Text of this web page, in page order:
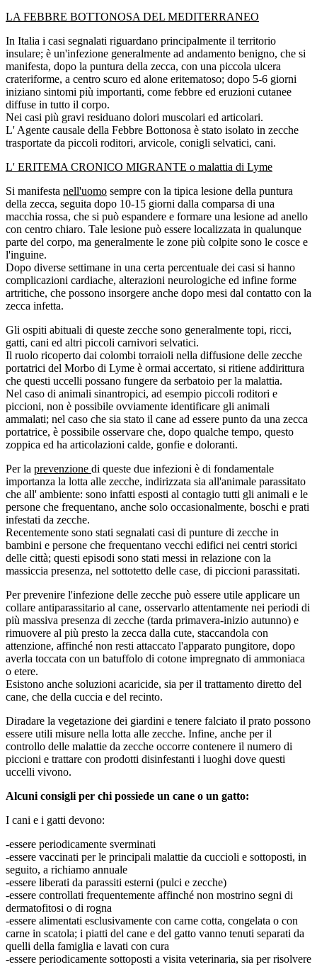
LA FEBBRE BOTTONOSA DEL MEDITERRANEO
In Italia i casi segnalati riguardano principalmente il territorio
insulare; è un'infezione generalmente ad andamento benigno, che si
manifesta, dopo la puntura della zecca, con una piccola ulcera
crateriforme, a centro scuro ed alone eritematoso; dopo 5-6 giorni
iniziano sintomi più importanti, come febbre ed eruzioni cutanee
diffuse in tutto il corpo.
Nei casi più gravi residuano dolori muscolari ed articolari.
L' Agente causale della Febbre Bottonosa è stato isolato in zecche
trasportate da piccoli roditori, arvicole, conigli selvatici, cani.
L' ERITEMA CRONICO MIGRANTE o malattia di Lyme
Si manifesta nell'uomo sempre con la tipica lesione della puntura
della zecca, seguita dopo 10-15 giorni dalla comparsa di una
macchia rossa, che si può espandere e formare una lesione ad anello
con centro chiaro. Tale lesione può essere localizzata in qualunque
parte del corpo, ma generalmente le zone più colpite sono le cosce e
l'inguine.
Dopo diverse settimane in una certa percentuale dei casi si hanno
complicazioni cardiache, alterazioni neurologiche ed infine forme
artritiche, che possono insorgere anche dopo mesi dal contatto con la
zecca infetta.
Gli ospiti abituali di queste zecche sono generalmente topi, ricci,
gatti, cani ed altri piccoli carnivori selvatici.
Il ruolo ricoperto dai colombi torraioli nella diffusione delle zecche
portatrici del Morbo di Lyme è ormai accertato, si ritiene addirittura
che questi uccelli possano fungere da serbatoio per la malattia.
Nel caso di animali sinantropici, ad esempio piccoli roditori e
piccioni, non è possibile ovviamente identificare gli animali
ammalati; nel caso che sia stato il cane ad essere punto da una zecca
portatrice, è possibile osservare che, dopo qualche tempo, questo
zoppica ed ha articolazioni calde, gonfie e doloranti.
Per la prevenzione di queste due infezioni è di fondamentale
importanza la lotta alle zecche, indirizzata sia all'animale parassitato
che all' ambiente: sono infatti esposti al contagio tutti gli animali e le
persone che frequentano, anche solo occasionalmente, boschi e prati
infestati da zecche.
Recentemente sono stati segnalati casi di punture di zecche in
bambini e persone che frequentano vecchi edifici nei centri storici
delle città; questi episodi sono stati messi in relazione con la
massiccia presenza, nel sottotetto delle case, di piccioni parassitati.
Per prevenire l'infezione delle zecche può essere utile applicare un
collare antiparassitario al cane, osservarlo attentamente nei periodi di
più massiva presenza di zecche (tarda primavera-inizio autunno) e
rimuovere al più presto la zecca dalla cute, staccandola con
attenzione, affinché non resti attaccato l'apparato pungitore, dopo
averla toccata con un batuffolo di cotone impregnato di ammoniaca
o etere.
Esistono anche soluzioni acaricide, sia per il trattamento diretto del
cane, che della cuccia e del recinto.
Diradare la vegetazione dei giardini e tenere falciato il prato possono
essere utili misure nella lotta alle zecche. Infine, anche per il
controllo delle malattie da zecche occorre contenere il numero di
piccioni e trattare con prodotti disinfestanti i luoghi dove questi
uccelli vivono.
Alcuni consigli per chi possiede un cane o un gatto:
I cani e i gatti devono:
-essere periodicamente sverminati
-essere vaccinati per le principali malattie da cuccioli e sottoposti, in
seguito, a richiamo annuale
-essere liberati da parassiti esterni (pulci e zecche)
-essere controllati frequentemente affinché non mostrino segni di
dermatofitosi o di rogna
-essere alimentati esclusivamente con carne cotta, congelata o con
carne in scatola; i piatti del cane e del gatto vanno tenuti separati da
quelli della famiglia e lavati con cura
-essere periodicamente sottoposti a visita veterinaria, sia per risolvere